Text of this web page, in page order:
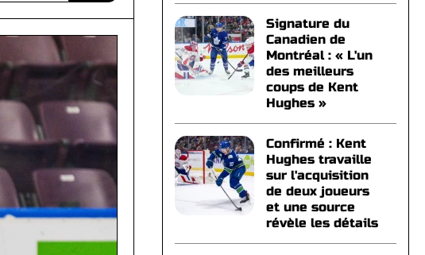
Signature du
Canadien de
Montréal : « L'un
des meilleurs
coups de Kent
Hughes »
Confirmé : Kent
Hughes travaille
sur l'acquisition
de deux joueurs
et une source
révèle les détails